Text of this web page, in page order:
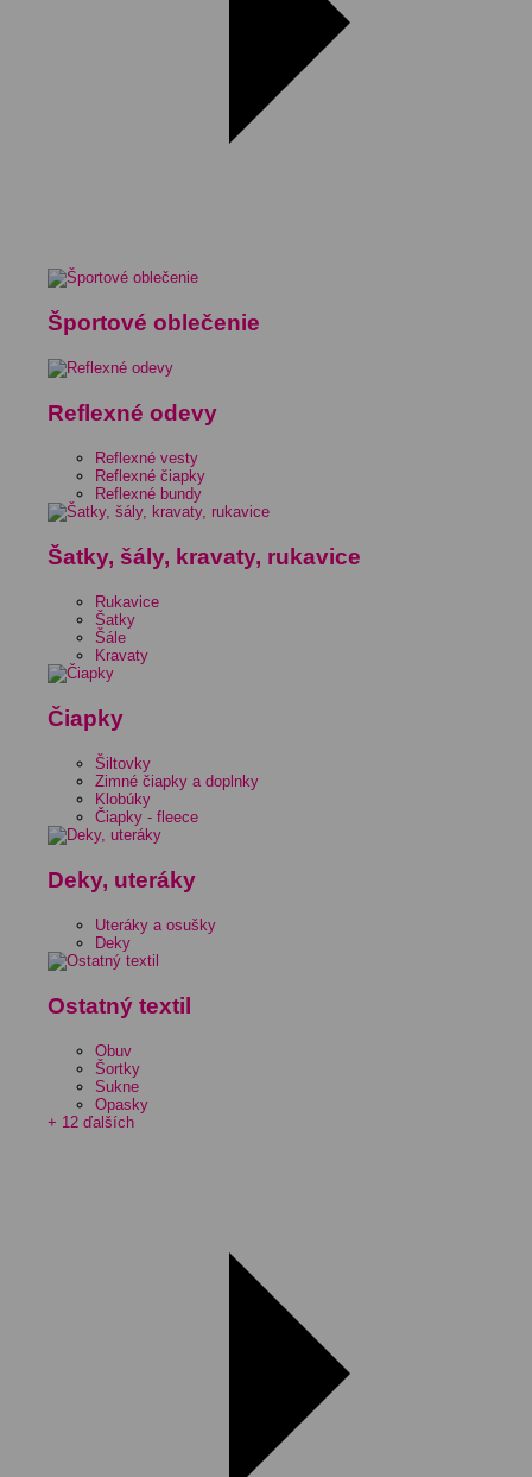
Športové oblečenie
Reflexné odevy
Reflexné vesty
Reflexné čiapky
Reflexné bundy
Šatky, šály, kravaty, rukavice
Rukavice
Šatky
Šále
Kravaty
Čiapky
Šiltovky
Zimné čiapky a doplnky
Klobúky
Čiapky - fleece
Deky, uteráky
Uteráky a osušky
Deky
Ostatný textil
Obuv
Šortky
Sukne
Opasky
+ 12 ďalších